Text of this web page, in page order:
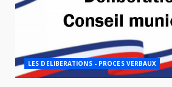
LES DELIBERATIONS - PROCES VERBAUX